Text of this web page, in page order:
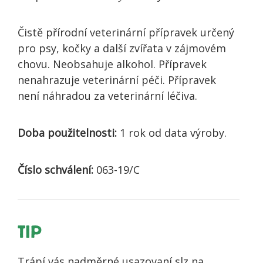
Čistě přírodní veterinární přípravek určený
pro psy, kočky a další zvířata v zájmovém
chovu. Neobsahuje alkohol. Přípravek
nenahrazuje veterinární péči. Přípravek
není náhradou za veterinární léčiva.
Doba použitelnosti: 1 rok od data výroby.
Číslo schválení: 063-19/C
TIP